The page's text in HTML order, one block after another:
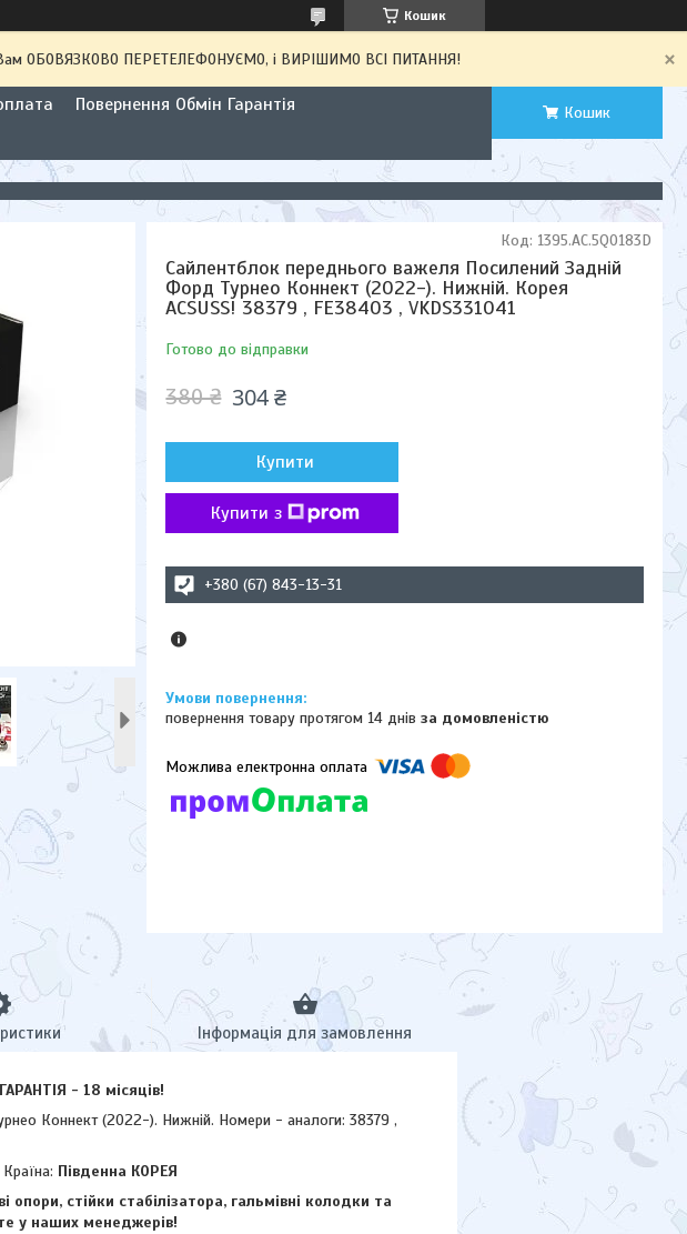
Кошик
Вам ОБОВЯЗКОВО ПЕРЕТЕЛЕФОНУЄМО, і ВИРІШИМО ВСІ ПИТАННЯ!
Повернення Обмін Гарантія
Кошик
Сайлентблок переднього важеля Посилений Задній
Форд Турнео Коннект (2022-). Нижній. Корея
ACSUSS! 38379 , FE38403 , VKDS331041
Готово до відправки
Код: 1395.AC.5Q0183D
380 ₴ 304 ₴
Купити
Купити з
+380 (67) 843-13-31
повернення товару протягом 14 днівза домовленістю
Інформація для замовлення
- 18 місяців!
Коннект (2022-). Нижній. Номери - аналоги: 38379 ,
Країна: Південна КОРЕЯ
стійки стабілізатора, гальмівні колодки та
у наших менеджерів!